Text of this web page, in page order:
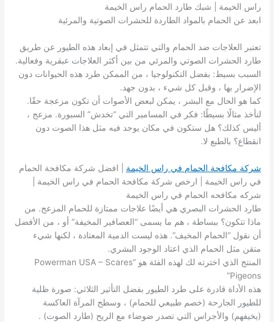
راس الخيمة | شبك طارد الحمام راس الخيمة
ابعد عن الحمام بالمواد الطاردة للحشرات الصوتية والمرئية
تعتبر العلاجات ضد الحمام والتي تتمثل في إبعاد هذه الطيور عن طريق
طارد الحشرات الصوتي والمرئي من بين أكثر العلاجات عبقرية وفعالية.
السبب بسيط: بفضل التكنولوجيا ، من الممكن طرد هذه الحيوانات دون
الإضرار بها ، وقبل كل شيء ، بدون جهد.
كما هو الحال مع البشر ، يمكن لبعض الأصوات أن تكون مزعجة حقًا.
لنأخذ مثالًا بسيطًا: فكر في المسامير التي “تخدش” السبورة. مزعج ،
أليس كذلك؟ هل ستكون في مكان يوجد فيه مثل هذا الصوت دون
انقطاع؟ بالطبع لا.
شركة مكافحة الحمام في راس الخيمة | افضل شركة مكافحة الحمام
في راس الخيمة | ارخص شركة مكافحة الحمام في راس الخيمة |
شركه مكافحه الحمام في راس الخيمة
طارد الحشرات البصري هي أيضًا علاجات ممتازة للحمام المزعج. من
ماذا تتكون؟ ببساطة ، هم ما يسمى “العصافير المخيفة” أو ، من الأفضل
أن نقول “الحمام المخيف”. هذه ليست الدمية المعتادة ، لكنها شيء
متقن مثل الحمام الذي اعتاد الوجود البشري.
المنتج الذي اخترته لك لهذه الفئة هو “Powerman USA – Scares
Pigeons”
هذه الأداة قادرة على طرد الطيور بفضل التأثير الثلاثي: صورة ظلية
للطيور الجارحة (خصم طبيعي للحمام) ، وسطح المرآة العاكسة
(يخيفهم) والأجراس التي تصدر ضوضاء مع الريح (طارد الصوت) .